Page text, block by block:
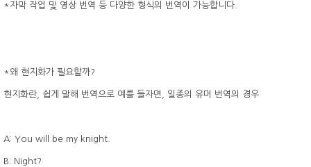
*자막 작업 및 영상 번역 등 다양한 형식의 번역이 가능합니다.
*왜 현지화가 필요할까?
현지화란, 쉽게 말해 번역으로 예를 들자면, 일종의 유머 번역의 경우
A: You will be my knight.
B: Night?